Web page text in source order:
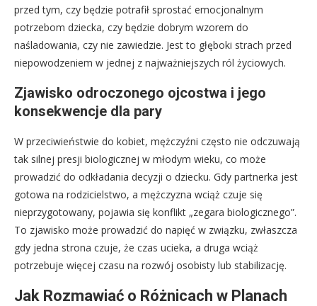
przed tym, czy będzie potrafił sprostać emocjonalnym
potrzebom dziecka, czy będzie dobrym wzorem do
naśladowania, czy nie zawiedzie. Jest to głęboki strach przed
niepowodzeniem w jednej z najważniejszych ról życiowych.
Zjawisko odroczonego ojcostwa i jego
konsekwencje dla pary
W przeciwieństwie do kobiet, mężczyźni często nie odczuwają
tak silnej presji biologicznej w młodym wieku, co może
prowadzić do odkładania decyzji o dziecku. Gdy partnerka jest
gotowa na rodzicielstwo, a mężczyzna wciąż czuje się
nieprzygotowany, pojawia się konflikt „zegara biologicznego”.
To zjawisko może prowadzić do napięć w związku, zwłaszcza
gdy jedna strona czuje, że czas ucieka, a druga wciąż
potrzebuje więcej czasu na rozwój osobisty lub stabilizację.
Jak Rozmawiać o Różnicach w Planach